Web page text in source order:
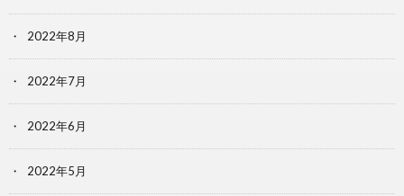
2022年8月
2022年7月
2022年6月
2022年5月